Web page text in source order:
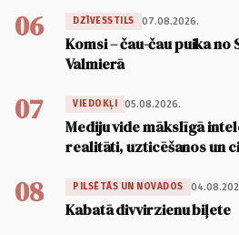
06 DZĪVESSTILS 07.08.2026.
Komsi – čau-čau puika no
Valmierā
07 VIEDOKĻI 05.08.2026.
Mediju vide mākslīgā
realitāti, uzticēšanos un
08 PILSĒTĀS UN NOVADOS
Kabatā divvirzienu biļete